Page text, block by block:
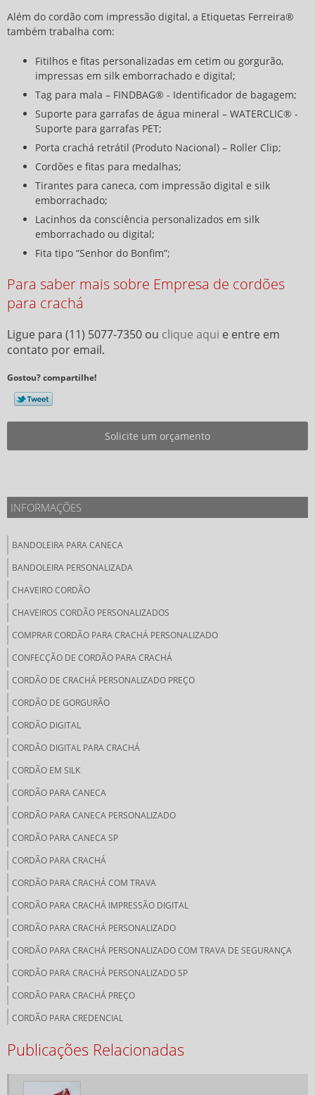
Além do cordão com impressão digital, a Etiquetas Ferreira®
também trabalha com:
Fitilhos e fitas personalizadas em cetim ou gorgurão,
impressas em silk emborrachado e digital;
Tag para mala – FINDBAG® - Identificador de bagagem;
Suporte para garrafas de água mineral – WATERCLIC® -
Suporte para garrafas PET;
Porta crachá retrátil (Produto Nacional) – Roller Clip;
Cordões e fitas para medalhas;
Tirantes para caneca, com impressão digital e silk
emborrachado;
Lacinhos da consciência personalizados em silk
emborrachado ou digital;
Fita tipo “Senhor do Bonfim”;
Para saber mais sobre Empresa de cordões
para crachá
Ligue para (11) 5077-7350 ou clique aqui e entre em
contato por email.
Gostou? compartilhe!
Solicite um orçamento
INFORMAÇÕES
BANDOLEIRA PARA CANECA
BANDOLEIRA PERSONALIZADA
CHAVEIRO CORDÃO
CHAVEIROS CORDÃO PERSONALIZADOS
COMPRAR CORDÃO PARA CRACHÁ PERSONALIZADO
CONFECÇÃO DE CORDÃO PARA CRACHÁ
CORDÃO DE CRACHÁ PERSONALIZADO PREÇO
CORDÃO DE GORGURÃO
CORDÃO DIGITAL
CORDÃO DIGITAL PARA CRACHÁ
CORDÃO EM SILK
CORDÃO PARA CANECA
CORDÃO PARA CANECA PERSONALIZADO
CORDÃO PARA CANECA SP
CORDÃO PARA CRACHÁ
CORDÃO PARA CRACHÁ COM TRAVA
CORDÃO PARA CRACHÁ IMPRESSÃO DIGITAL
CORDÃO PARA CRACHÁ PERSONALIZADO
CORDÃO PARA CRACHÁ PERSONALIZADO COM TRAVA DE SEGURANÇA
CORDÃO PARA CRACHÁ PERSONALIZADO SP
CORDÃO PARA CRACHÁ PREÇO
CORDÃO PARA CREDENCIAL
CORDÃO PERSONALIZADO SILK
CORDÕES IMPRESSÃO DIGITAL
Publicações Relacionadas